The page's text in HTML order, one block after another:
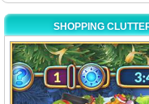
SHOPPING